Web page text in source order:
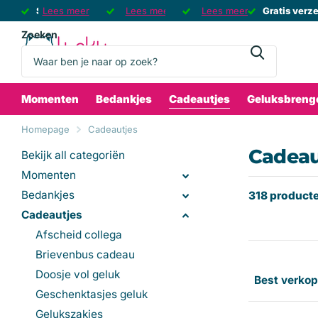
Sinds 2008 de Grootste Gelukswinkel 🍀
Lees meer
Sinds 2008 de Grootste Gelukswinkel
Gratis verzending vanaf 75 euro
Lees meer
Gratis verzendingGratis geluksbrengerbij
Lees meer
Gratis geluksbrenger
Gratis
Gratis
Zoeken
Momenten Bedankjes Cadeautjes
Homepage Cadeautjes
318
Bekijk all categoriën
Momenten
Bedankjes
Cadeautjes
Afscheid collega
Brievenbus cadeau
Doosje vol geluk
Geschenktasjes geluk
Gelukszakjes